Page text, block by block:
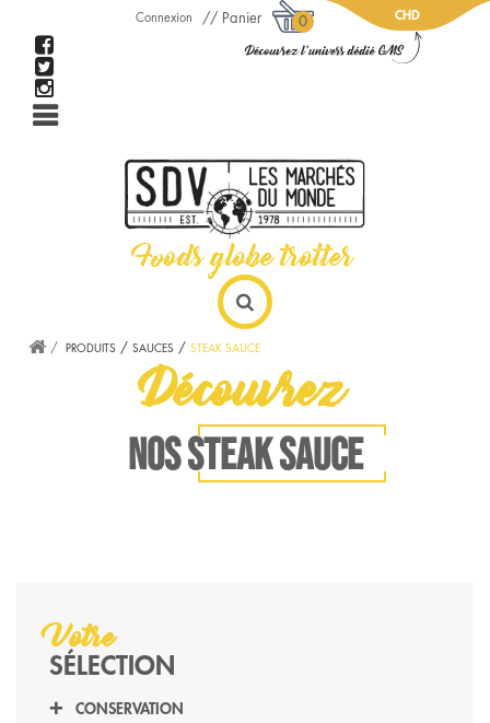
CHD
Panier 0
Connexion
PRODUITS SAUCES STEAK SAUCE
Découvrez
NOS STEAK SAUCE
Votre
SÉLECTION
CONSERVATION